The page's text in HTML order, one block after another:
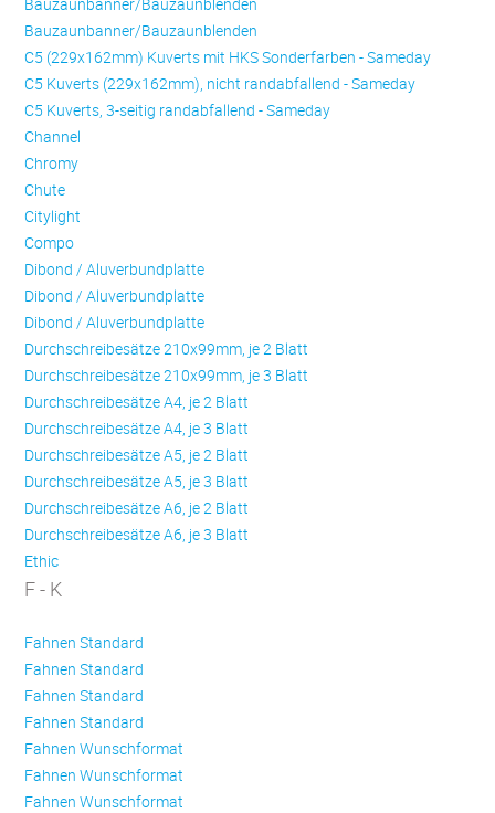
Bauzaunbanner/Bauzaunblenden
C5 (229x162mm) Kuverts mit HKS Sonderfarben - Sameday
C5 Kuverts (229x162mm), nicht randabfallend - Sameday
C5 Kuverts, 3-seitig randabfallend - Sameday
Channel
Chromy
Chute
Citylight
Compo
Dibond / Aluverbundplatte
Dibond / Aluverbundplatte
Dibond / Aluverbundplatte
Durchschreibesätze 210x99mm, je 2 Blatt
Durchschreibesätze 210x99mm, je 3 Blatt
Durchschreibesätze A4, je 2 Blatt
Durchschreibesätze A4, je 3 Blatt
Durchschreibesätze A5, je 2 Blatt
Durchschreibesätze A5, je 3 Blatt
Durchschreibesätze A6, je 2 Blatt
Durchschreibesätze A6, je 3 Blatt
Ethic
F - K
Fahnen Standard
Fahnen Standard
Fahnen Standard
Fahnen Standard
Fahnen Wunschformat
Fahnen Wunschformat
Fahnen Wunschformat